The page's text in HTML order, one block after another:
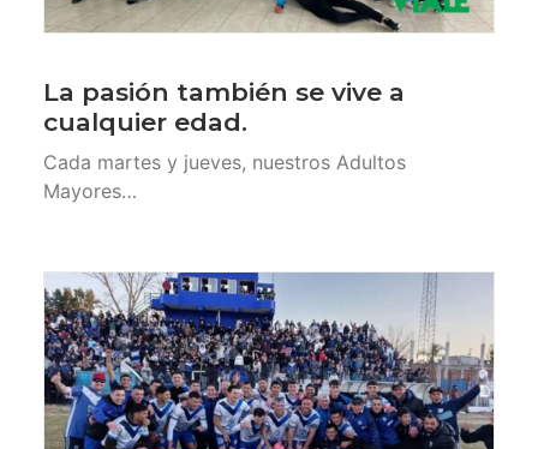
La pasión también se vive a
cualquier edad.
Cada martes y jueves, nuestros Adultos
Mayores…